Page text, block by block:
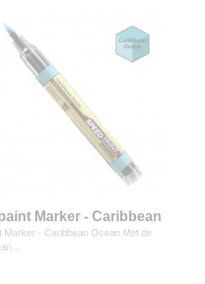
Marker - Caribbean
Marker - Caribbean Ocean Met de